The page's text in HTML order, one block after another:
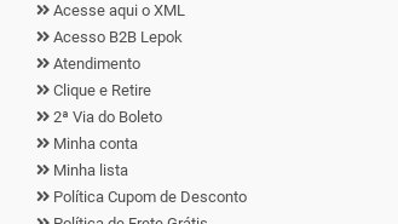
Acesse aqui o XML
Acesso B2B Lepok
Atendimento
Clique e Retire
2ª Via do Boleto
Minha conta
Minha lista
Política Cupom de Desconto